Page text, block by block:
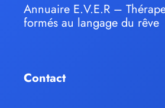
Annuaire E.V.E.R –
formés au langage du rêve
Contact